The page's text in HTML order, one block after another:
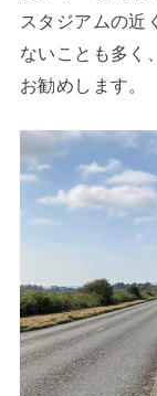
スタジアムの近
ないことも多く
お勧めします。